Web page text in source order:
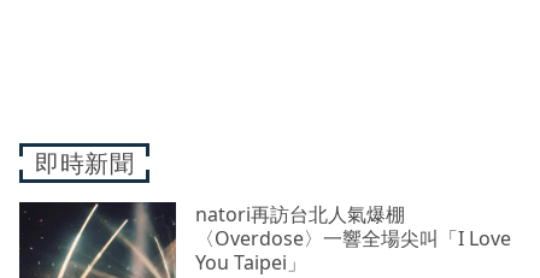
即時新聞
natori再訪台北人氣爆棚
〈Overdose〉一響全場尖叫「I Love
You Taipei」